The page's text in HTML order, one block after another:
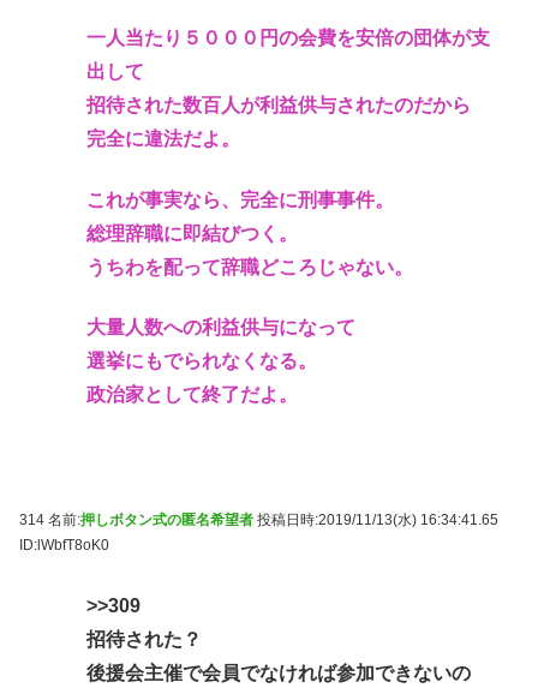
一人当たり５０００円の会費を安倍の団体が支
出して
招待された数百人が利益供与されたのだから
完全に違法だよ。
これが事実なら、完全に刑事事件。
総理辞職に即結びつく。
うちわを配って辞職どころじゃない。
大量人数への利益供与になって
選挙にもでられなくなる。
政治家として終了だよ。
314 名前:押しボタン式の匿名希望者 投稿日時:2019/11/13(水) 16:34:41.65
ID:lWbfT8oK0
>>309
招待された？
後援会主催で会員でなければ参加できないの